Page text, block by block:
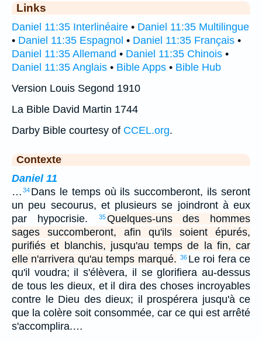
Links
Daniel 11:35 Interlinéaire • Daniel 11:35 Multilingue
• Daniel 11:35 Espagnol • Daniel 11:35 Français •
Daniel 11:35 Allemand • Daniel 11:35 Chinois •
Daniel 11:35 Anglais • Bible Apps • Bible Hub
Version Louis Segond 1910
La Bible David Martin 1744
Darby Bible courtesy of CCEL.org.
Contexte
Daniel 11
… 34 Dans le temps où ils succomberont, ils seront
un peu secourus, et plusieurs se joindront à eux
par hypocrisie.
35 Quelques-uns des hommes
sages succomberont, afin qu'ils soient épurés,
purifiés et blanchis, jusqu'au temps de la fin, car
elle n'arrivera qu'au temps marqué. 36 Le roi fera ce
qu'il voudra; il s'élèvera, il se glorifiera au-dessus
de tous les dieux, et il dira des choses incroyables
contre le Dieu des dieux; il prospérera jusqu'à ce
que la colère soit consommée, car ce qui est arrêté
s'accomplira.…